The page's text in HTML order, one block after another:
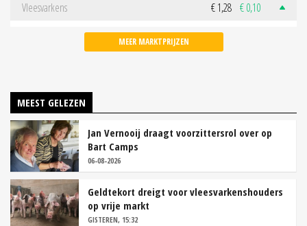
Vleesvarkens € 1,28 € 0,10
MEER MARKTPRIJZEN
MEEST GELEZEN
Jan Vernooij draagt voorzittersrol over op
Bart Camps
06-08-2026
Geldtekort dreigt voor vleesvarkenshouders
op vrije markt
GISTEREN, 15:32